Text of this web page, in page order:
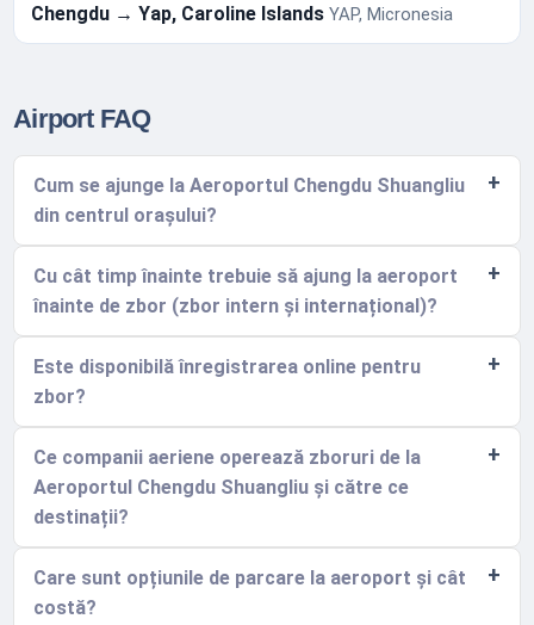
Chengdu → Yap, Caroline IslandsYAP, Micronesia
Airport FAQ
Cum se ajunge la Aeroportul Chengdu Shuangliu
din centrul orașului?
Cu cât timp înainte trebuie să ajung la aeroport
înainte de zbor (zbor intern și internațional)?
Este disponibilă înregistrarea online pentru
zbor?
Ce companii aeriene operează zboruri de la
Aeroportul Chengdu Shuangliu și către ce
destinații?
Care sunt opțiunile de parcare la aeroport și cât
costă?